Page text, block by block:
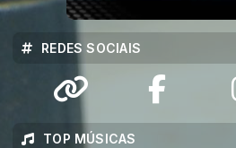
REDES SOCIAIS
TOP MÚSICAS